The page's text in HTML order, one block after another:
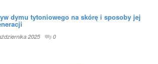
dymu tytoniowego na skórę i sposoby jej
2025 0